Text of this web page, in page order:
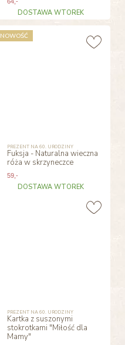
DOSTAWA WTOREK
PREZENT NA 60. URODZINY
Fuksja - Naturalna wieczna
róża w skrzyneczce
59 ,-
DOSTAWA WTOREK
NOWOŚĆ
PREZENT NA 60. URODZINY
Kartka z suszonymi
stokrotkami "Miłość dla
Mamy"